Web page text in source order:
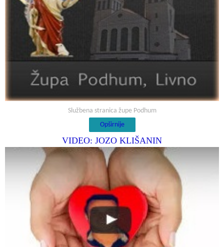
Službena stranica župe Podhum
Opširnije
VIDEO: JOZO KLIŠANIN